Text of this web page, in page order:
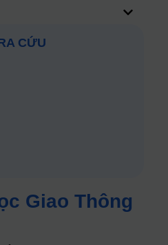
CỨU
Giao Thông